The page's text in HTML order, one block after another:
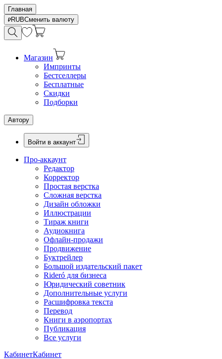
Главная
RUBСменить валюту
Магазин
Импринты
Бестселлеры
Бесплатные
Скидки
Подборки
Автору
Войти в аккаунт
Про-аккаунт
Редактор
Корректор
Простая верстка
Сложная верстка
Дизайн обложки
Иллюстрации
Тираж книги
Аудиокнига
Офлайн-продажи
Продвижение
Буктрейлер
Большой издательский пакет
Rideró для бизнеса
Юридический советник
Дополнительные услуги
Расшифровка текста
Перевод
Книги в аэропортах
Публикация
Все услуги
КабинетКабинет